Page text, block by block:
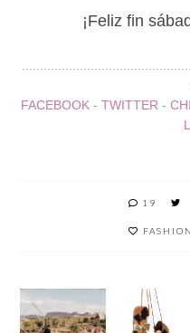
¡Feliz fin
FACEBOOK - TWITTER -
19
FASHION
INSPIR
ACIÓN
PARA
TENDE
NCIA
CALZA